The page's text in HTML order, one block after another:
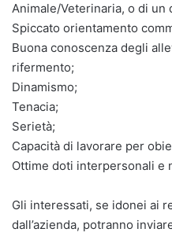
Animale/Veterinaria, o di un
Spiccato orientamento
Buona conoscenza degli
rifermento;
Dinamismo;
Tenacia;
Serietà;
Capacità di lavorare per
Ottime doti interpersonali e
Gli interessati, se idonei ai
dall’azienda, potranno